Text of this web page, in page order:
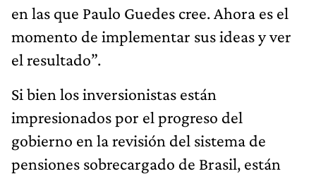
en las que Paulo Guedes cree. Ahora es el
momento de implementar sus ideas y ver
el resultado”.
Si bien los inversionistas están
impresionados por el progreso del
gobierno en la revisión del sistema de
pensiones sobrecargado de Brasil, están